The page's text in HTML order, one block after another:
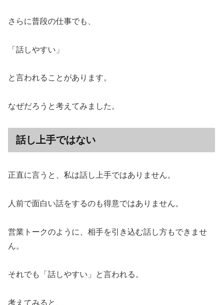
さらに普段の仕事でも、
「話しやすい」
と言われることがあります。
なぜだろうと考えてみました。
話し上手ではない
正直に言うと、私は話し上手ではありません。
人前で面白い話をするのも得意ではありません。
営業トークのように、相手を引き込む話し方もできませ
ん。
それでも「話しやすい」と言われる。
考えてみると、